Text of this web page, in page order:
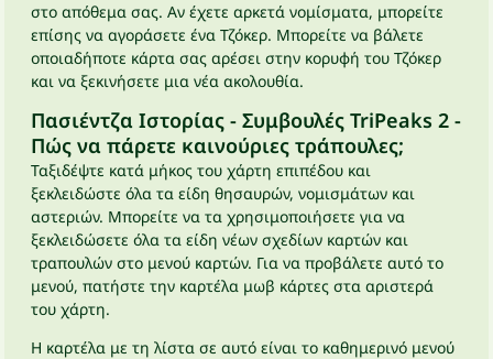
στο απόθεμα σας. Αν έχετε αρκετά νομίσματα, μπορείτε
επίσης να αγοράσετε ένα Τζόκερ. Μπορείτε να βάλετε
οποιαδήποτε κάρτα σας αρέσει στην κορυφή του Τζόκερ
και να ξεκινήσετε μια νέα ακολουθία.
Πασιέντζα Ιστορίας - Συμβουλές TriPeaks 2 -
Πώς να πάρετε καινούριες τράπουλες;
Ταξιδέψτε κατά μήκος του χάρτη επιπέδου και
ξεκλειδώστε όλα τα είδη θησαυρών, νομισμάτων και
αστεριών. Μπορείτε να τα χρησιμοποιήσετε για να
ξεκλειδώσετε όλα τα είδη νέων σχεδίων καρτών και
τραπουλών στο μενού καρτών. Για να προβάλετε αυτό το
μενού, πατήστε την καρτέλα μωβ κάρτες στα αριστερά
του χάρτη.
Η καρτέλα με τη λίστα σε αυτό είναι το καθημερινό μενού